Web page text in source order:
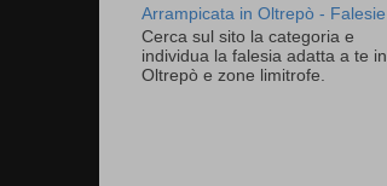
Arrampicata in Oltrepò - Falesie
Cerca sul sito la categoria e
individua la falesia adatta a te in
Oltrepò e zone limitrofe.